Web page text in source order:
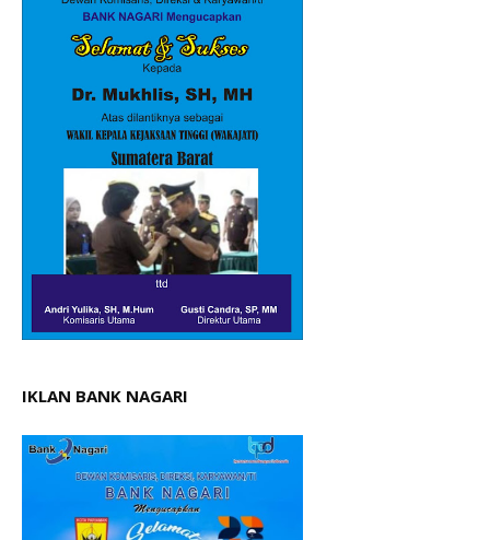
IKLAN BANK NAGARI